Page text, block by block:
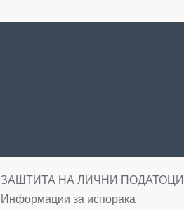
ЗАШТИТА НА ЛИЧНИ ПОДАТОЦИ
Информации за испорака